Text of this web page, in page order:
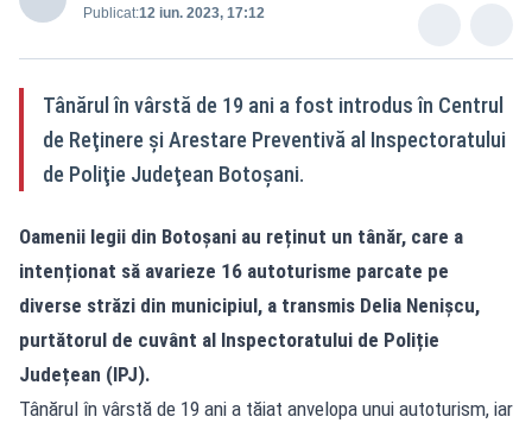
Publicat:12 iun. 2023, 17:12
Tânărul în vârstă de 19 ani a fost introdus în Centrul
de Reţinere şi Arestare Preventivă al Inspectoratului
de Poliţie Judeţean Botoşani.
Oamenii legii din Botoșani au reținut un tânăr, care a
intenționat să avarieze 16 autoturisme parcate pe
diverse străzi din municipiul, a transmis Delia Nenișcu,
purtătorul de cuvânt al Inspectoratului de Poliție
Județean (IPJ).
Tânărul în vârstă de 19 ani a tăiat anvelopa unui autoturism, iar